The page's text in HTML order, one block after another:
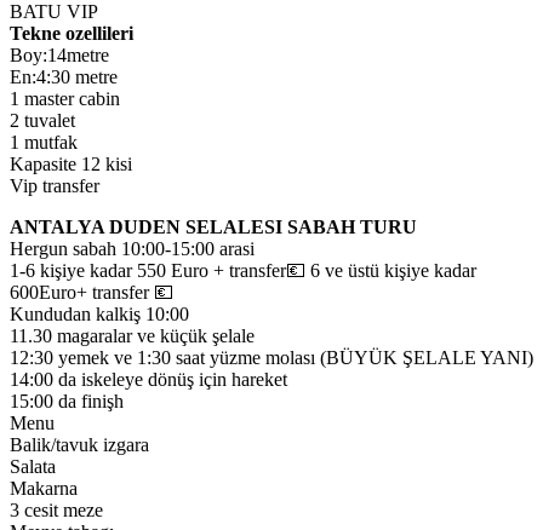
BATU VIP
Tekne ozellileri
Boy:14metre
En:4:30 metre
1 master cabin
2 tuvalet
1 mutfak
Kapasite 12 kisi
Vip transfer
ANTALYA DUDEN SELALESI SABAH TURU
Hergun sabah 10:00-15:00 arasi
1-6 kişiye kadar 550 Euro + transfer💶 6 ve üstü kişiye kadar
600Euro+ transfer 💶
Kundudan kalkiş 10:00
11.30 magaralar ve küçük şelale
12:30 yemek ve 1:30 saat yüzme molası (BÜYÜK ŞELALE YANI)
14:00 da iskeleye dönüş için hareket
15:00 da finişh
Menu
Balik/tavuk izgara
Salata
Makarna
3 cesit meze